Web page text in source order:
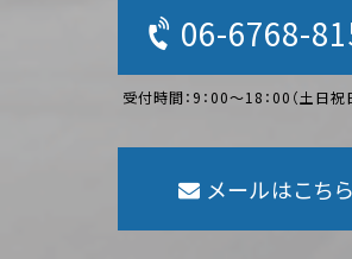
06-6768-
受付時間：9：00〜18：00（土日祝
メールはこちら